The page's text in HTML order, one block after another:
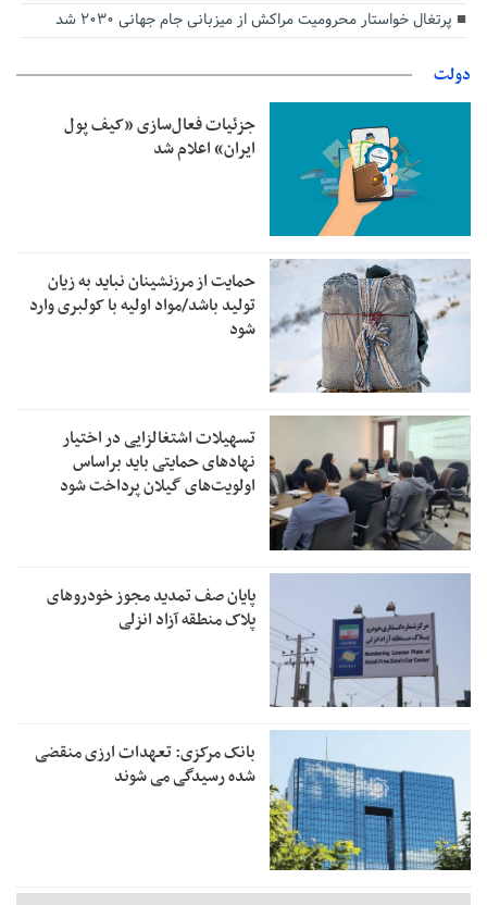
پرتغال خواستار محرومیت مراکش از میزبانی جام جهانی ۲۰۳۰ شد
دولت
جزئیات فعال‌سازی «کیف پول
ایران» اعلام شد
حمایت از مرزنشینان نباید به زیان
تولید باشد/مواد اولیه با کولبری وارد
شود
تسهیلات اشتغالزایی در اختیار
نهادهای حمایتی باید براساس
اولویت‌های گیلان پرداخت شود
پایان صف تمدید مجوز خودروهای
پلاک منطقه آزاد انزلی
بانک مرکزی: تعهدات ارزی منقضی
شده رسیدگی می شوند